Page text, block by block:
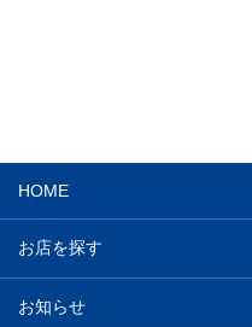
HOME
お店を探す
お知らせ